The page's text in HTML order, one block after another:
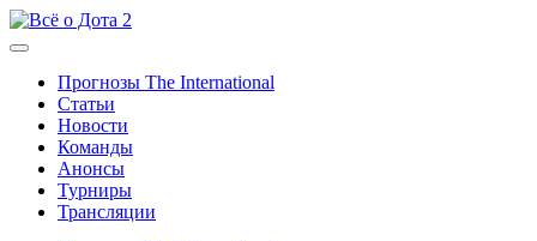
Skip
to
2
Новости,
прогнозыПрогнозы The International
Статьи
Новости
Команды
Анонсы
Турниры
Трансляции